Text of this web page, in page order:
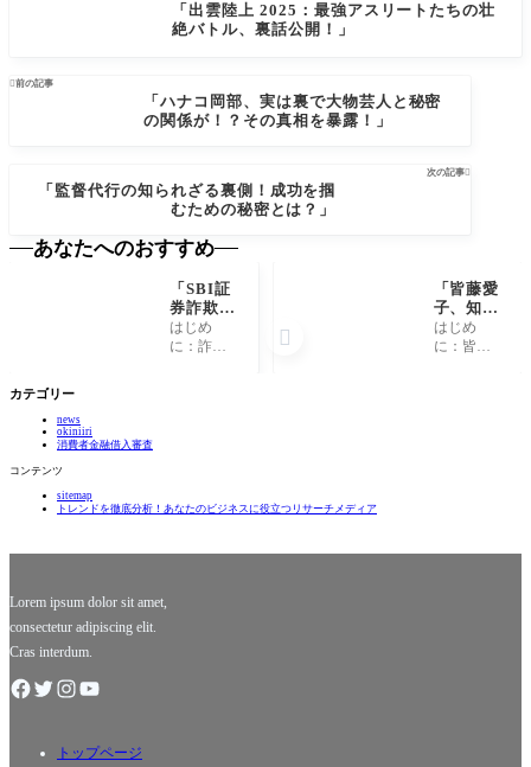
「出雲陸上 2025：最強アスリートたちの壮
絶バトル、裏話公開！」
前の記事
「ハナコ岡部、実は裏で大物芸人と秘密
の関係が！？その真相を暴露！」
次の記事
「監督代行の知られざる裏側！成功を掴
むための秘密とは？」
カテゴリー
news
okiniiri
消費者金融借入審査
コンテンツ
sitemap
トレンドを徹底分析！あなたのビジネスに役立つリサーチメディア
あなたへのおすすめ
「SBI証
券詐欺メ
ールの真
相とは？
はじめ
に：詐欺
その中で
を引くの
「皆藤愛
子、知ら
れざる趣
味と秘密
はじめ
に：皆藤
を魅了す

Lorem ipsum dolor sit amet,
consectetur adipiscing elit.
Cras interdum.
トップページ